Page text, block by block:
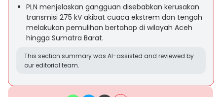
PLN menjelaskan gangguan disebabkan kerusakan
transmisi 275 kV akibat cuaca ekstrem dan tengah
melakukan pemulihan bertahap di wilayah Aceh
hingga Sumatra Barat.
This section summary was AI-assisted and reviewed by
our editorial team.